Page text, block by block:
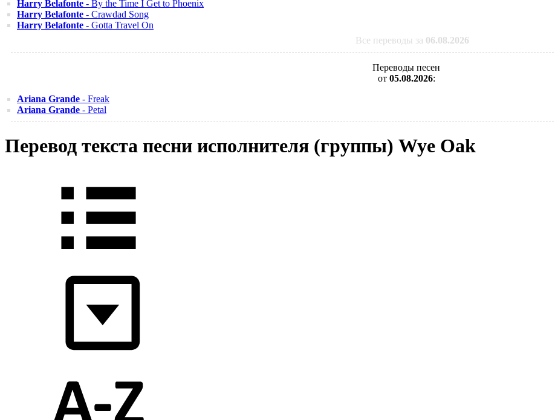
Harry Belafonte - By the Time I Get to Phoenix
Harry Belafonte - Crawdad Song
Harry Belafonte - Gotta Travel On
Все переводы за 06.08.2026
Переводы песен
от 05.08.2026:
Ariana Grande - Freak
Ariana Grande - Petal
Перевод текста песни исполнителя (группы) Wye Oak